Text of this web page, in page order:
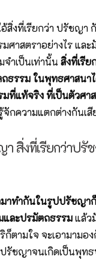
สิ่งที่เรียกว่า ปรัชญา
ศาสตราอย่างไร แล
ำเป็นเท่านั้น สิ่งที่เรี
ธรรม ในพุทธศาสนา
ที่แท้จริง ที่เป็นตัวศา
กความแตกต่างกันเ
า สิ่งที่เรียกว่าป
มาทำกันในรูปปรัชญา
และปรมัตถธรรมแล้ว
ตามใจ จะเอามามอ
รัชญาจนเกิดเป็นพุท